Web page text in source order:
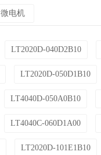
微电机
LT2020D-040D2B10
LT2020D-050D1B10
LT4040D-050A0B10
LT4040C-060D1A00
LT2020D-101E1B10